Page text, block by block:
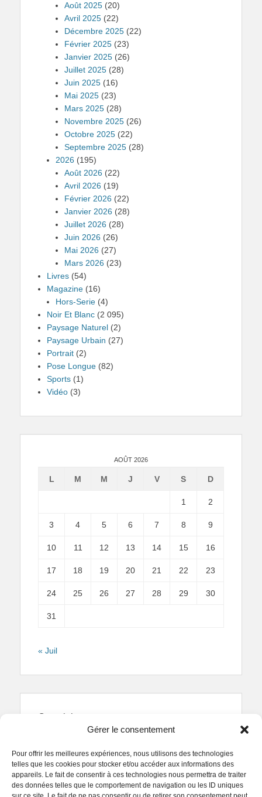
Gérer le consentement
Pour offrir les meilleures expériences, nous utilisons des technologies
telles que les cookies pour stocker et/ou accéder aux informations des
appareils. Le fait de consentir à ces technologies nous permettra de traiter
des données telles que le comportement de navigation ou les ID uniques
Août 2025 (20)
Avril 2025 (22)
Décembre 2025 (22)
Février 2025 (23)
Janvier 2025 (26)
Juillet 2025 (28)
Juin 2025 (16)
Mai 2025 (23)
Mars 2025 (28)
Novembre 2025 (26)
Octobre 2025 (22)
Septembre 2025 (28)
2026 (195)
Août 2026 (22)
Avril 2026 (19)
Février 2026 (22)
Janvier 2026 (28)
Juillet 2026 (28)
Juin 2026 (26)
Mai 2026 (27)
Mars 2026 (23)
Livres (54)
Magazine (16)
Hors-Serie (4)
Noir Et Blanc (2 095)
Paysage Naturel (2)
Paysage Urbain (27)
Portrait (2)
Pose Longue (82)
Sports (1)
Vidéo (3)
AOÛT 2026
L M M J V S D
1 2
3 4 5 6 7 8 9
10 11 12 13 14 15 16
17 18 19 20 21 22 23
24 25 26 27 28 29 30
31
« Juil
Copyright
Reproduction interdite.Textes et photographies
© Regards Parisiens 2011-2026.